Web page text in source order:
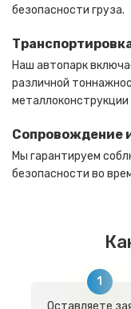
безопасности груза.
Наш автопарк
различной
Сопровождение
Мы гарантируем
безопасности во
Оставляете